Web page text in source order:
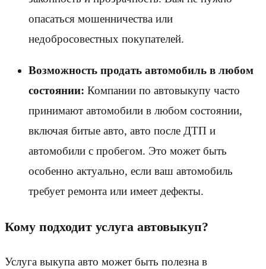
опасаться мошенничества или
недобросовестных покупателей.
Возможность продать автомобиль в любом
состоянии: Компании по автовыкупу часто
принимают автомобили в любом состоянии,
включая битые авто, авто после ДТП и
автомобили с пробегом. Это может быть
особенно актуально, если ваш автомобиль
требует ремонта или имеет дефекты.
Кому подходит услуга автовыкуп?
Услуга выкупа авто может быть полезна в